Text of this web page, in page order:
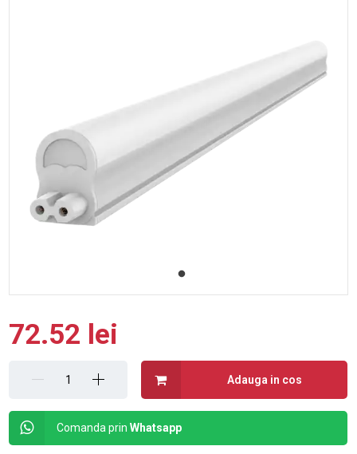
72.52 lei
Adauga in cos
Comanda prinWhatsapp